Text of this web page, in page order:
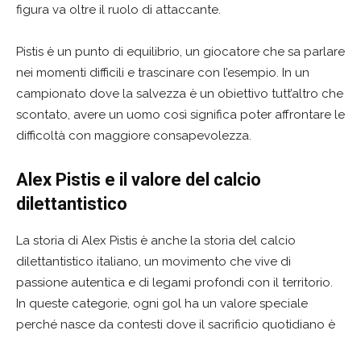
figura va oltre il ruolo di attaccante.
Pistis è un punto di equilibrio, un giocatore che sa parlare
nei momenti difficili e trascinare con l’esempio. In un
campionato dove la salvezza è un obiettivo tutt’altro che
scontato, avere un uomo così significa poter affrontare le
difficoltà con maggiore consapevolezza.
Alex Pistis e il valore del calcio
dilettantistico
La storia di Alex Pistis è anche la storia del calcio
dilettantistico italiano, un movimento che vive di
passione autentica e di legami profondi con il territorio.
In queste categorie, ogni gol ha un valore speciale
perché nasce da contesti dove il sacrificio quotidiano è